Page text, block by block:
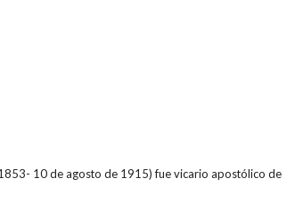
10 de agosto de 1915) fue vicario apostólico de